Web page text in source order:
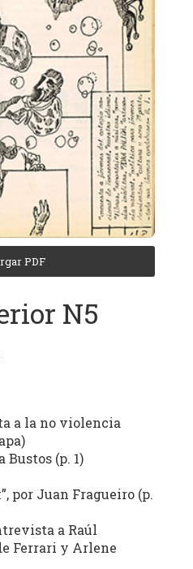
PDF
N5
a la no violencia
(p. 1)
por Juan Fragueiro (p.
a Raúl
Ferrari y Arlene